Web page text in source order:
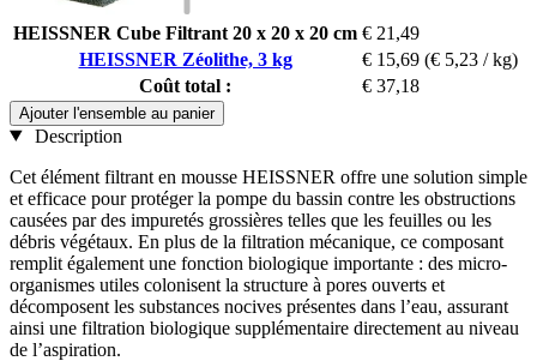
HEISSNER Cube Filtrant 20 x 20 x 20 cm € 21,49
HEISSNER Zéolithe, 3 kg
€ 15,69 (€ 5,23 / kg)
Coût total :
€ 37,18
Ajouter l'ensemble au panier
Description
Cet élément filtrant en mousse HEISSNER offre une solution simple
et efficace pour protéger la pompe du bassin contre les obstructions
causées par des impuretés grossières telles que les feuilles ou les
débris végétaux. En plus de la filtration mécanique, ce composant
remplit également une fonction biologique importante : des micro-
organismes utiles colonisent la structure à pores ouverts et
décomposent les substances nocives présentes dans l’eau, assurant
ainsi une filtration biologique supplémentaire directement au niveau
de l’aspiration.